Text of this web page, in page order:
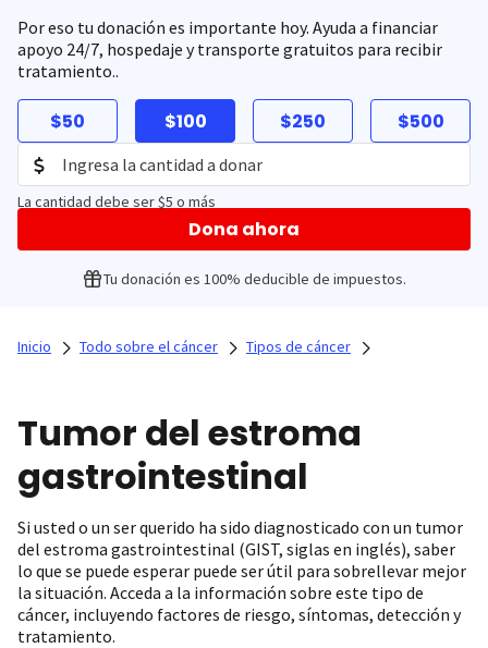
Por eso tu donación es importante hoy. Ayuda a financiar
apoyo 24/7, hospedaje y transporte gratuitos para recibir
tratamiento..
$50 $100 $250 $500
La cantidad debe ser $5 o más
Dona ahora
Tu donación es 100% deducible de impuestos.
Inicio Todo sobre el cáncer Tipos de cáncer
Tumor del estroma
gastrointestinal
Si usted o un ser querido ha sido diagnosticado con un tumor
del estroma gastrointestinal (GIST, siglas en inglés), saber
lo que se puede esperar puede ser útil para sobrellevar mejor
la situación. Acceda a la información sobre este tipo de
cáncer, incluyendo factores de riesgo, síntomas, detección y
tratamiento.